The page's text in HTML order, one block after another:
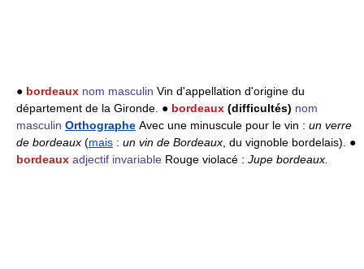
● bordeaux nom masculin Vin d'appellation d'origine du
département de la Gironde. ● bordeaux (difficultés) nom
masculin Orthographe Avec une minuscule pour le vin : un verre
de bordeaux (mais : un vin de Bordeaux , du vignoble bordelais). ●
bordeaux adjectif invariable Rouge violacé : Jupe bordeaux.